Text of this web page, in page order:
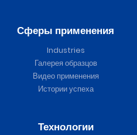
Сферы применения
Industries
Галерея образцов
Видео применения
Истории успеха
Технологии